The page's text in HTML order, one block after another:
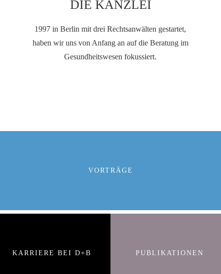
DIE KANZLEI
1997 in Berlin mit drei Rechtsanwälten gestartet,
haben wir uns von Anfang an auf die Beratung im
Gesundheitswesen fokussiert.
VORTRÄGE
KARRIERE BEI D+B PUBLIKATIONEN